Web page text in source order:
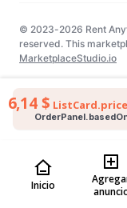
6,14 $
Inicio
© 2023-2026 Rent
reserved. This
MarketplaceStudio.io